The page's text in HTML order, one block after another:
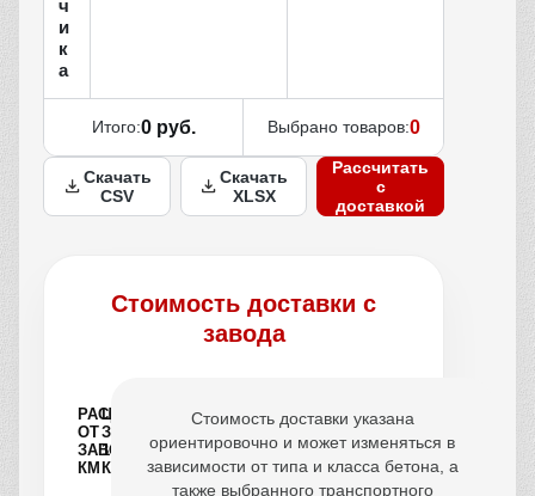
ч
и
к
а
Итого:0 руб. Выбрано товаров:0
Скачать
CSV
Скачать
XLSX
Рассчитать
с
доставкой
Стоимость доставки с
завода
РАССТОЯНИЕ
ОТ
ЗАВОДА,
КМ
ЦЕНА
ЗА
1
КУБ
Стоимость доставки указана
ориентировочно и может изменяться в
зависимости от типа и класса бетона, а
также выбранного транспортного